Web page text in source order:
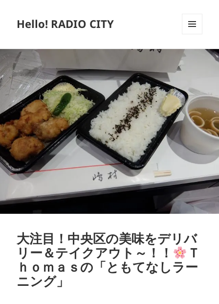
Hello! RADIO CITY
ーとウ
ィジェ
大注目！中央区の美味をデリバ
リー＆テイクアウト～！！
Ｔ
ｈｏｍａｓの「ともてなしラー
ニング」